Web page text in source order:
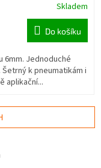
Skladem
Do košíku
6mm. Jednoduché
k pneumatikám i
aplikační...